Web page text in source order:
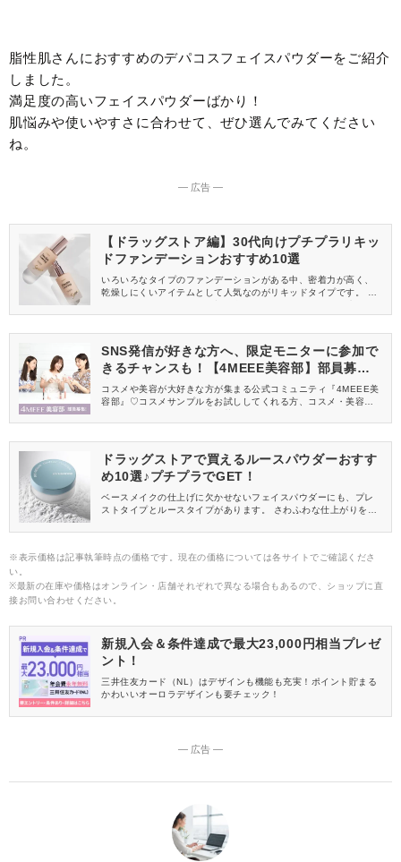
脂性肌さんにおすすめのデパコスフェイスパウダーをご紹介
しました。
満足度の高いフェイスパウダーばかり！
肌悩みや使いやすさに合わせて、ぜひ選んでみてください
ね。
― 広告 ―
【ドラッグストア編】30代向けプチプラリキッ
ドファンデーションおすすめ10選
いろいろなタイプのファンデーションがある中、密着力が高く、
乾燥しにくいアイテムとして人気なのがリキッドタイプです。 た
しまいますよね。 そこで今回は、ドラッグストアで買える「30代
SNS発信が好きな方へ、限定モニターに参加で
きるチャンスも！【4MEEE美容部】部員募集
中
コスメや美容が大好きな方が集まる公式コミュニティ『4MEEE美
容部』♡コスメサンプルをお試ししてくれる方、コスメ・美容情報
ドラッグストアで買えるルースパウダーおすす
め10選♪プチプラでGET！
ベースメイクの仕上げに欠かせないフェイスパウダーにも、プレ
ストタイプとルースタイプがあります。 さわふわな仕上がりを求
ストアで買えるおすすめのルースパウダーをご紹介します。
※表示価格は記事執筆時点の価格です。現在の価格については各サイトでご確認くださ
い。
※最新の在庫や価格はオンライン・店舗それぞれで異なる場合もあるので、ショップに直
接お問い合わせください。
新規入会＆条件達成で最大23,000円相当プレゼ
ント！
三井住友カード（NL）はデザインも機能も充実！ポイント貯まる
かわいいオーロラデザインも要チェック！
― 広告 ―